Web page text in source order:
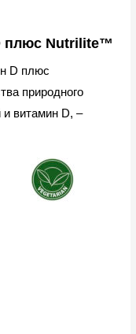
плюс Nutrilite™
D плюс
природного
и витамин D, –